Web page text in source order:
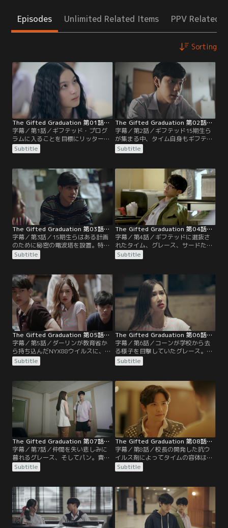
Episodes Unlimited Related Items PPV Related
Sorting
The Gifted Graduation 第01話／字幕
字幕／第1話／ギフテッド・プログ
ラムに入ることを目標にリッターウ
ィッタヤーコム校に入学したタイ
ム。先輩で風紀委員のサードから、
プログラムが閉鎖されたことを聞
き、同級生のグレースの協力も得
て、再開を求める署名活動を行う。
教育大臣により派遣された新任副校
長のダーリンから、プログラム再開
が告げられた。
Subtitle
The Gifted Graduation 第02話／字幕
字幕／第2話／ギフテッド15期生ら
が集まる中、タイム自身もギフテッ
ドであることが判明。彼の能力を覚
醒させるため、放課後の特訓が始ま
ムを見たサードは、ギフテッド・プ
ログラムが中止されるきっかけとな
った事件の原因を告げた。
Subtitle
The Gifted Graduation 第03話／字幕
字幕／第3話／15期生らはある計画
のために秘密の電波塔を設置。特訓
の成果によってタイムは位置特定の
能力を習得しつつあり、作戦の要と
スト当日、学校側の妨害工作やタイ
ムの裏切りにより、危うい局面を迎
えるも、計画は成功。
Subtitle
The Gifted Graduation 第04話／字幕
字幕／第4話／ギフテッドに選抜さ
れたタイム、グレース、サードた
ち。相手の思考を読み取るサードの
能力に目をつけたダーリンは、執務
依頼。サードは15期生が関与してい
る可能性を突き止め、彼らと接触の
あるタイムに能力を行使するがタイ
ムが突然倒れてしまう。容体は重
く、校長の指示でギフテッド生全員
が精密検査を受けることに。
Subtitle
The Gifted Graduation 第05話／字幕
字幕／第5話／ダーリンが教育省か
ら持ち込んだNYX88ウイルスに、グ
レース以外のギフテッド16期生全員
が感染した。ウイルスはギフテッド
もたらすものだった。学校側とダー
リンが事の対応にあたる中、クレア
の能力で15期生の中にいる裏切り者
を探し出そうと提案したプンだった
が、核心に迫らないままのクレアと
仲違いしてしまう。
Subtitle
The Gifted Graduation 第06話／字幕
字幕／第6話／コーンが学校から去
る様子を目撃していたグレース。15
期生たちの間では彼を裏切者として
捕えるか、仲間として話を聞くかで
レアとモンに説得され、コーンを探
して話し合うことに。病棟から抜け
出したタイムがコーン捜索の協力を
自ら申し出るも、負荷がかかり容体
が急変。
Subtitle
The Gifted Graduation 第07話／字幕
字幕／第7話／仲間を失い悲しみに
暮れるグレース、そしてパン。責任
問題で揉める中、校長とポム先生は
忽然と姿を消した。単独で真相を探
代理となったダーリンは15期生を招
集しプログラムの存続を発表。転落
死したはずのコーンの現況、タイム
が命を落とした原因をパンに告げ
る。
Subtitle
The Gifted Graduation 第08話／字幕
字幕／第8話／校長の開発した抗ウ
イルス剤によってタイムの容体は安
定。教育省の狙いを暴くためタイム
の死を偽装し、治療に奔走していた
プログラムが開始された経緯を話
す。30年前、政府が特殊能力者に対
する方針に転換した頃、若き日のス
ポット校長と幼馴染のユスがプログ
ラムの原型を作ったという。
Subtitle